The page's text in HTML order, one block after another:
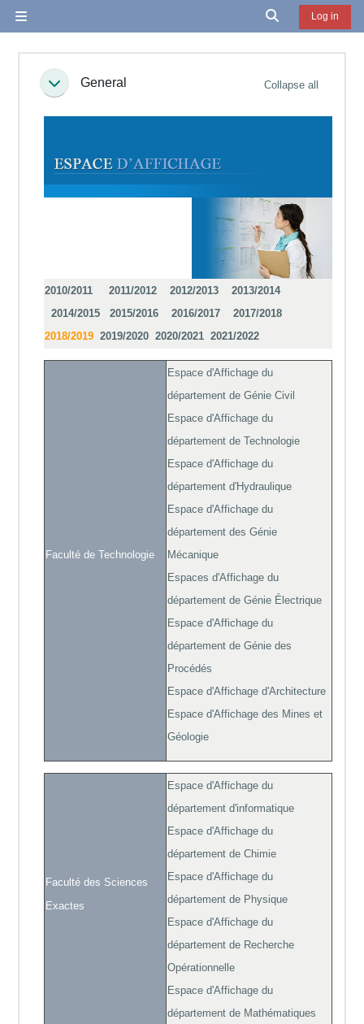
Toggle search
Log in
CollapseGeneral Collapse all
2010/2011 2011/2012 2012/2013
2013/2014
2014/2015
2015/2016 2016/2017
2017/2018
2018/2019 2019/2020 2020/2021 2021/2022
Faculté de Technologie
Espace d'Affichage du
département de Génie Civil
Espace d'Affichage du
département de Technologie
Espace d'Affichage du
département d'Hydraulique
Espace d'Affichage du
département des Génie
Mécanique
Espaces d'Affichage du
département de Génie Électrique
Espace d'Affichage du
département de Génie des
Procédés
Espace d'Affichage d'Architecture
Espace d'Affichage des Mines et
Géologie
Faculté des Sciences
Exactes
Espace d'Affichage du
département d'informatique
Espace d'Affichage du
département de Chimie
Espace d'Affichage du
département de Physique
Espace d'Affichage du
département de Recherche
Opérationnelle
Espace d'Affichage du
département de Mathématiques